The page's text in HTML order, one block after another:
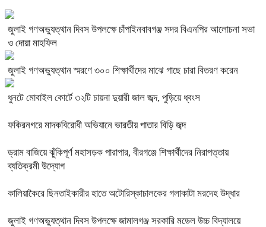
জুলাই গণঅভ্যুত্থান দিবস উপলক্ষে চাঁপাইনবাবগঞ্জ সদর বিএনপির আলোচনা সভা
ও দোয়া মাহফিল
জুলাই গণঅভ্যুত্থান স্মরণে ৩০০ শিক্ষার্থীদের মাঝে গাছে চারা বিতরণ করেন
ধুনটে মোবাইল কোর্টে ৩২টি চায়না দুয়ারী জাল জব্দ, পুড়িয়ে ধ্বংস
ফকিরনগরে মাদকবিরোধী অভিযানে ভারতীয় পাতার বিড়ি জব্দ
ড্রাম বাজিয়ে ঝুঁকিপূর্ণ মহাসড়ক পারাপার, বীরগঞ্জে শিক্ষার্থীদের নিরাপত্তায়
ব্যতিক্রমী উদ্যোগ
কালিয়াকৈরে ছিনতাইকারীর হাতে অটোরিস্কাচালকের গলাকাটা মরদেহ উদ্ধার
জুলাই গণঅভ্যুত্থান দিবস উপলক্ষে জামালগঞ্জ সরকারি মডেল উচ্চ বিদ্যালয়ে